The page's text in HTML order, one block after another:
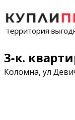
территория
3-к.
Коломна, ул